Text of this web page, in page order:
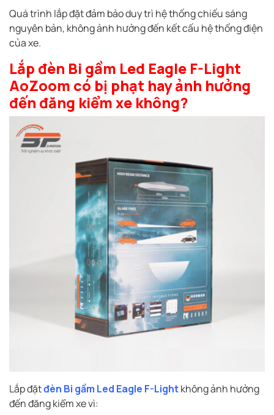
Quá trình lắp đặt đảm bảo duy trì hệ thống chiếu sáng
nguyên bản, không ảnh hưởng đến kết cấu hệ thống điện
của xe.
Lắp đèn Bi gầm Led Eagle F-Light
AoZoom có bị phạt hay ảnh hưởng
đến đăng kiểm xe không?
Lắp đặtđèn Bi gầm Led Eagle F-Lightkhông ảnh hưởng
đến đăng kiểm xe vì: